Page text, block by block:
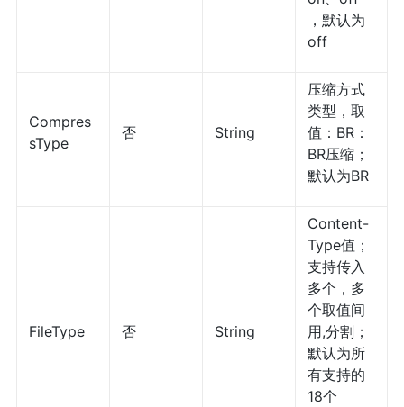
，默认为
off
Compres
sType
否 String
压缩方式
类型，取
值：BR：
BR压缩；
默认为BR
FileType 否 String
Content-
Type值；
支持传入
多个，多
个取值间
用,分割；
默认为所
有支持的
18个